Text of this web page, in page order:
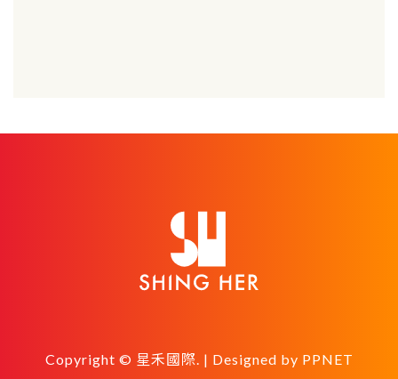
Copyright © 星禾國際. | Designed by PPNET